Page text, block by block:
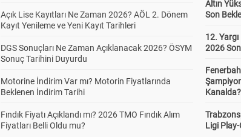
Açık Lise Kayıtları Ne Zaman 2026? AÖL 2. Dönem
Kayıt Yenileme ve Yeni Kayıt Tarihleri
DGS Sonuçları Ne Zaman Açıklanacak 2026? ÖSYM
Sonuç Tarihini Duyurdu
Motorine İndirim Var mı? Motorin Fiyatlarında
Beklenen İndirim Tarihi
Fındık Fiyatı Açıklandı mı? 2026 TMO Fındık Alım
Fiyatları Belli Oldu mu?
Altın
Son
12.
2026
Kanalda?
Ligi